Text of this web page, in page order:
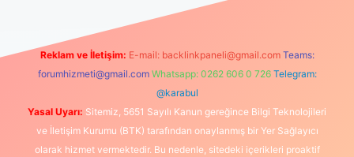
Reklam ve İletişim: E-mail: backlinkpaneli@gmail.com Teams:
forumhizmeti@gmail.com Whatsapp: 0262 606 0 726 Telegram:
@karabul
Yasal Uyarı: Sitemiz, 5651 Sayılı Kanun gereğince Bilgi Teknolojileri
ve İletişim Kurumu (BTK) tarafından onaylanmış bir Yer Sağlayıcı
olarak hizmet vermektedir. Bu nedenle, sitedeki içerikleri proaktif